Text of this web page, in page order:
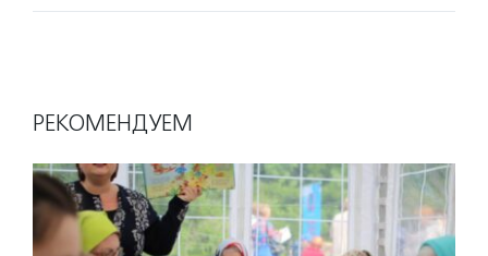
РЕКОМЕНДУЕМ